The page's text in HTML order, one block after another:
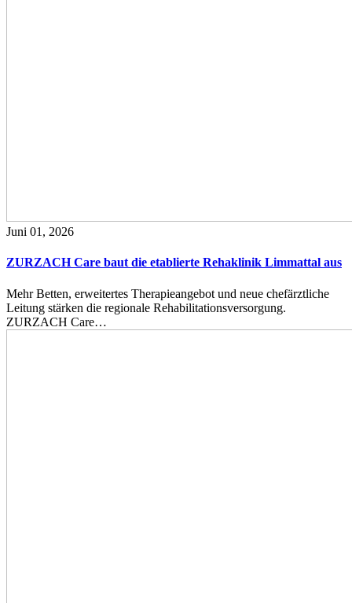
Juni 01, 2026
ZURZACH Care baut die etablierte Rehaklinik Limmattal aus
Mehr Betten, erweitertes Therapieangebot und neue chefärztliche
Leitung stärken die regionale Rehabilitationsversorgung.
ZURZACH Care…